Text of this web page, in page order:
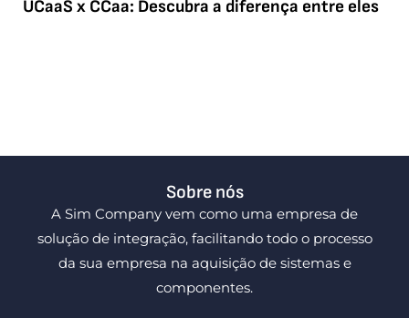
UCaaS x CCaa: Descubra a diferença entre eles
Sobre nós
A Sim Company vem como uma empresa de
solução de integração, facilitando todo o processo
da sua empresa na aquisição de sistemas e
componentes.